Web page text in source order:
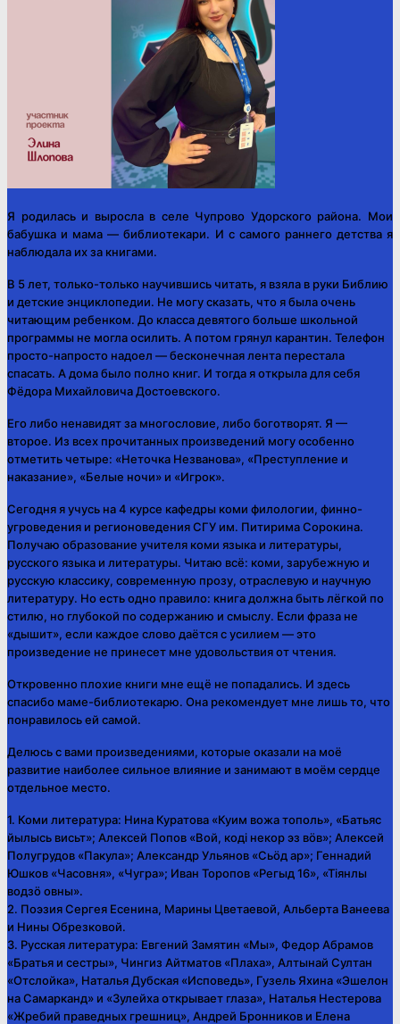
Я родилась и выросла в селе Чупрово Удорского района. Мои
бабушка и мама — библиотекари. И с самого раннего детства я
наблюдала их за книгами.
В 5 лет, только-только научившись читать, я взяла в руки Библию
и детские энциклопедии. Не могу сказать, что я была очень
читающим ребенком. До класса девятого больше школьной
программы не могла осилить. А потом грянул карантин. Телефон
просто-напросто надоел — бесконечная лента перестала
спасать. А дома было полно книг. И тогда я открыла для себя
Фёдора Михайловича Достоевского.
Его либо ненавидят за многословие, либо боготворят. Я —
второе. Из всех прочитанных произведений могу особенно
отметить четыре: «Неточка Незванова», «Преступление и
наказание», «Белые ночи» и «Игрок».
Сегодня я учусь на 4 курсе кафедры коми филологии, финно-
угроведения и регионоведения СГУ им. Питирима Сорокина.
Получаю образование учителя коми языка и литературы,
русского языка и литературы. Читаю всё: коми, зарубежную и
русскую классику, современную прозу, отраслевую и научную
литературу. Но есть одно правило: книга должна быть лёгкой по
стилю, но глубокой по содержанию и смыслу. Если фраза не
«дышит», если каждое слово даётся с усилием — это
произведение не принесет мне удовольствия от чтения.
Откровенно плохие книги мне ещё не попадались. И здесь
спасибо маме-библиотекарю. Она рекомендует мне лишь то, что
понравилось ей самой.
Делюсь с вами произведениями, которые оказали на моё
развитие наиболее сильное влияние и занимают в моём сердце
отдельное место.
1. Коми литература: Нина Куратова «Куим вожа тополь», «Батьяс
йылысь висьт»; Алексей Попов «Вой, кодi некор эз вöв»; Алексей
Полугрудов «Пакула»; АлександрУльянов «Сьöд ар»; Геннадий
Юшков «Часовня», «Чугра»; Иван Торопов «Регыд 16», «Тiянлы
водзö овны».
2. Поэзия Сергея Есенина, Марины Цветаевой, Альберта Ванеева
и Нины Обрезковой.
3. Русская литература: Евгений Замятин «Мы», ФедорАбрамов
«Братья и сестры», Чингиз Айтматов «Плаха», Алтынай Султан
«Отслойка», НатальяДубская «Исповедь», Гузель Яхина «Эшелон
на Самарканд» и «Зулейха открывает глаза», Наталья Нестерова
«Жребий праведных грешниц», Андрей Бронников и Елена